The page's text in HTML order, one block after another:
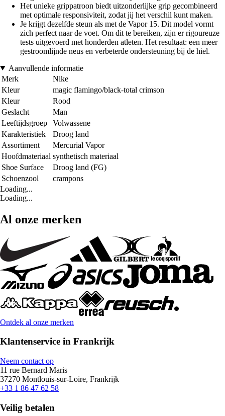
Het unieke grippatroon biedt uitzonderlijke grip gecombineerd
met optimale responsiviteit, zodat jij het verschil kunt maken.
Je krijgt dezelfde steun als met de Vapor 15. Dit model vormt
zich perfect naar de voet. Om dit te bereiken, zijn er rigoureuze
tests uitgevoerd met honderden atleten. Het resultaat: een meer
gestroomlijnde neus en verbeterde ondersteuning bij de hiel.
Aanvullende informatie
Merk
Nike
Kleur
magic flamingo/black-total crimson
Kleur
Rood
Geslacht
Man
Leeftijdsgroep
Volwassene
Karakteristiek
Droog land
Assortiment
Mercurial Vapor
Hoofdmateriaal synthetisch materiaal
Shoe Surface
Droog land (FG)
Schoenzool
crampons
Loading...
Loading...
Al onze merken
Ontdek al onze merken
Klantenservice in Frankrijk
Neem contact op
11 rue Bernard Maris
37270 Montlouis-sur-Loire, Frankrijk
+33 1 86 47 62 58
Veilig betalen